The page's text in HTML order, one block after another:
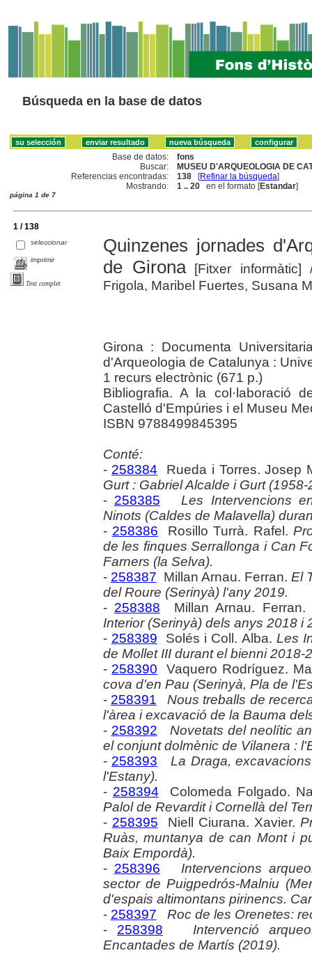
Búsqueda en la base de datos
Base de datos:
fons
Buscar:
MUSEU D'ARQUEOLOGIA DE
Referencias encontradas:
138 [Refinar la búsqueda]
Mostrando:
1 .. 20 en el formato [Estandar]
página 1 de 7
1 / 138
seleccionar
imprimir
Text complet
Quinzenes jornades
de Girona[Fitxer informàtic]
Frigola, Maribel Fuertes, Susana
Girona : Documenta
d'Arqueologia de Catalunya :
1 recurs electrònic (671 p.)
Bibliografia. A la col·laboració
Castelló d'Empúries i el Museu
ISBN 9788499845395
Conté:
- 258384 Rueda i Torres. Josep
Gurt : Gabriel Alcalde i Gurt
- 258385
Les Intervencions
Ninots (Caldes de Malavella)
- 258386 Rosillo Turrà. Rafel.
de les finques Serrallonga i Can
Farners (la Selva).
- 258387 Millan Arnau. Ferran.El
del Roure (Serinyà) l'any 2019.
- 258388 Millan Arnau. Ferran.
Interior (Serinyà) dels anys 2018 i
- 258389 Solés i Coll. Alba. Les
de Mollet III durant el bienni
- 258390 Vaquero Rodríguez.
cova d'en Pau (Serinyà, Pla de
- 258391
Nous treballs de
l'àrea i excavació de la Bauma
- 258392
Novetats del neolític
el conjunt dolmènic de Vilanera :
- 258393
La Draga,
l'Estany).
- 258394 Colomeda Folgado.
Palol de Revardit i Cornellà del
- 258395 Niell Ciurana. Xavier.
Ruàs, muntanya de can Mont i
Baix Empordà).
- 258396
Intervencions
sector de Puigpedrós-Malniu
d'espais altimontans pirinencs.
- 258397
Roc de les Orenetes:
- 258398
Intervenció
Encantades de Martís (2019).